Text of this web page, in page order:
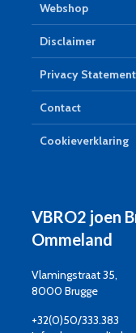
Webshop
Disclaimer
Privacy Statement
Contact
Cookieverklaring
VBRO2 joen
Ommeland
Vlamingstraat 35,
8000 Brugge
+32(0)50/333.383